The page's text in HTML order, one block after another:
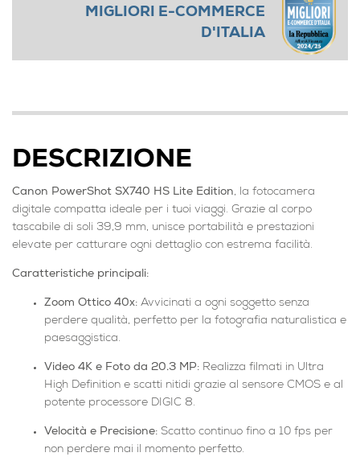
MIGLIORI E-COMMERCE
D'ITALIA
DESCRIZIONE
Canon PowerShot SX740 HS Lite Edition, la fotocamera
digitale compatta ideale per i tuoi viaggi. Grazie al corpo
tascabile di soli 39,9 mm, unisce portabilità e prestazioni
elevate per catturare ogni dettaglio con estrema facilità.
Caratteristiche principali:
Zoom Ottico 40x: Avvicinati a ogni soggetto senza
perdere qualità, perfetto per la fotografia naturalistica e
paesaggistica.
Video 4K e Foto da 20.3 MP: Realizza filmati in Ultra
High Definition e scatti nitidi grazie al sensore CMOS e al
potente processore DIGIC 8.
Velocità e Precisione: Scatto continuo fino a 10 fps per
non perdere mai il momento perfetto.